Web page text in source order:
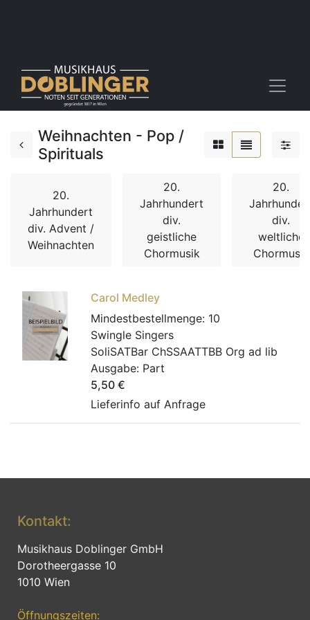
Weihnachten - Pop /
Spirituals
20.
Jahrhundert
div. Advent /
Weihnachten
20.
Jahrhundert
div.
geistliche
Chormusik
20.
div.
weltliche
Chormusik
Carol Medley
Mindestbestellmenge: 10
Swingle Singers
SoliSATBar ChSSAATTBB Org ad lib
Ausgabe: Part
5,50 €
Lieferinfo auf Anfrage
Kontakt:
Musikhaus Doblinger GmbH
Dorotheergasse 10
1010 Wien
Öffnungszeiten: